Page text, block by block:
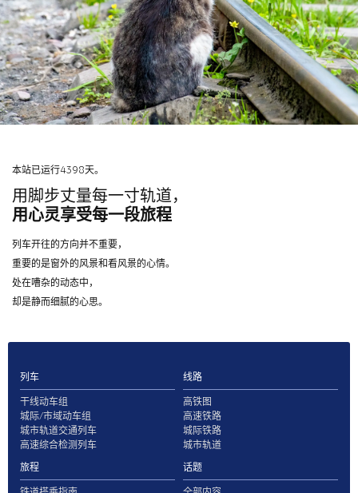
本站已运行4398天。
用脚步丈量每一寸轨道，
用心灵享受每一段旅程
列车开往的方向并不重要，
重要的是窗外的风景和看风景的心情。
处在嘈杂的动态中，
却是静而细腻的心思。
列车
干线动车组
城际/市域动车组
城市轨道交通列车
高速综合检测列车
线路
高铁图
高速铁路
城际铁路
城市轨道
旅程
话题